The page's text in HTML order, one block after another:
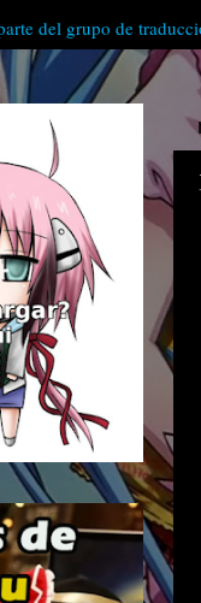
del grupo de